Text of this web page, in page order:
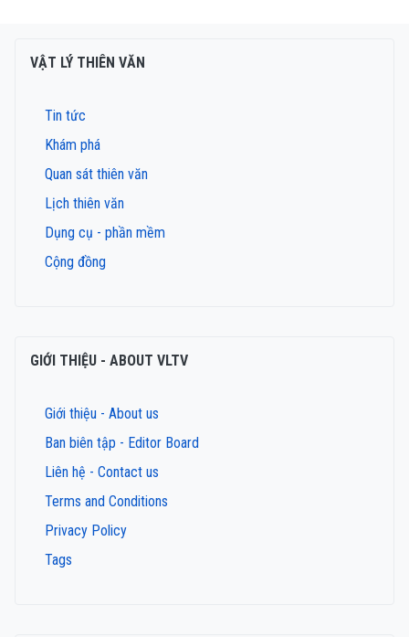
VẬT LÝ THIÊN VĂN
Tin tức
Khám phá
Quan sát thiên văn
Lịch thiên văn
Dụng cụ - phần mềm
Cộng đồng
GIỚI THIỆU - ABOUT VLTV
Giới thiệu - About us
Ban biên tập - Editor Board
Liên hệ - Contact us
Terms and Conditions
Privacy Policy
Tags